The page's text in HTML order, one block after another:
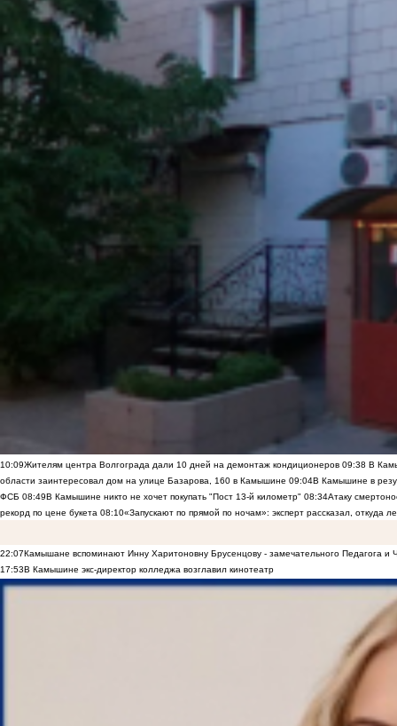
10:09Жителям центра Волгограда дали 10 дней на демонтаж кондиционеров 09:38 В
области заинтересовал дом на улице Базарова, 160 в Камышине 09:04В Камышине в
ФСБ 08:49В Камышине никто не хочет покупать "Пост 13-й километр" 08:34Атаку
рекорд по цене букета 08:10«Запускают по прямой по ночам»: эксперт рассказал, откуда
22:07Камышане вспоминают Инну Харитоновну Брусенцову - замечательного Педагога и
17:53В Камышине экс-директор колледжа возглавил кинотеатр